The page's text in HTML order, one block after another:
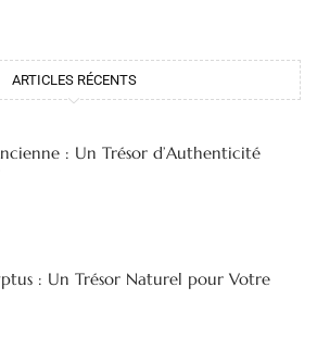
ARTICLES RÉCENTS
: Un Trésor d’Authenticité
: Un Trésor Naturel pour Votre